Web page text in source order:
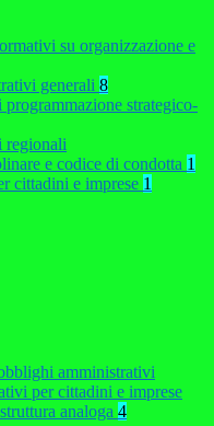
su organizzazione e
generali 8
strategico-
regionali
e codice di condotta 1
cittadini e imprese 1
amministrativi
per cittadini e imprese
analoga 4